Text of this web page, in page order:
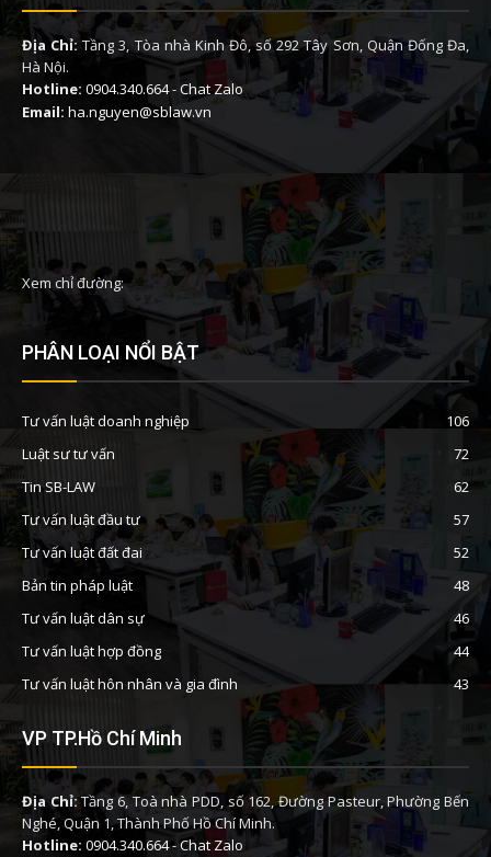
Địa Chỉ: Tầng 3, Tòa nhà Kinh Đô, số 292 Tây Sơn, Quận Đống Đa,
Hà Nội.
Hotline: 0904.340.664-Chat Zalo
Email: ha.nguyen@sblaw.vn
Xem chỉ đường:
PHÂN LOẠI NỔI BẬT
Tư vấn luật doanh nghiệp
106
Luật sư tư vấn
72
Tin SB-LAW
62
Tư vấn luật đầu tư
57
Tư vấn luật đất đai
52
Bản tin pháp luật
48
Tư vấn luật dân sự
46
Tư vấn luật hợp đồng
44
Tư vấn luật hôn nhân và gia đình
43
VP TP.Hồ Chí Minh
Địa Chỉ:Tầng 6, Toà nhà PDD, số 162, Đường Pasteur, Phường Bến
Nghé, Quận 1, Thành Phố Hồ Chí Minh.
Hotline: 0904.340.664-Chat Zalo